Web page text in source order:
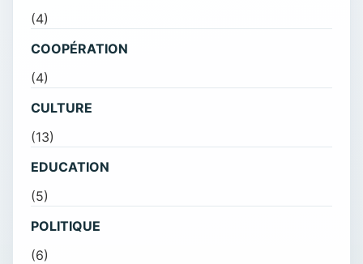
(4)
COOPÉRATION
(4)
CULTURE
(13)
EDUCATION
(5)
POLITIQUE
(6)